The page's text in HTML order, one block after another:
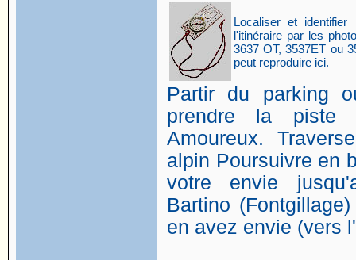
Localiser et identifier
l'itinéraire par les
3637 OT, 3537ET ou
peut reproduire ici.
Partir du parking
prendre la
Amoureux.
alpin Poursuivre en
votre envie
Bartino
en avez envie (vers